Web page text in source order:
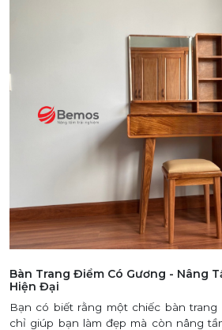
Bàn Trang Điểm Có Gương - Nâng
Hiện Đại
​Bạn có biết rằng một chiếc bàn
chỉ giúp bạn làm đẹp mà còn nâng